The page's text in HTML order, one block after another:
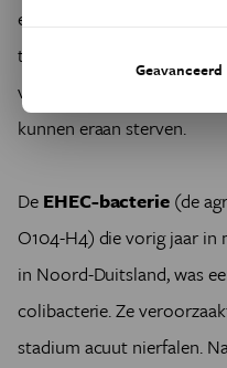
en galwegontstekingen.
terechtkomt, kan
verzwakte patiënten,
kunnen eraan sterven.
De EHEC-bacterie (de
O104-H4) die vorig jaar in
in Noord-Duitsland, was
colibacterie. Ze
stadium acuut nierfalen.
Geavanceerd